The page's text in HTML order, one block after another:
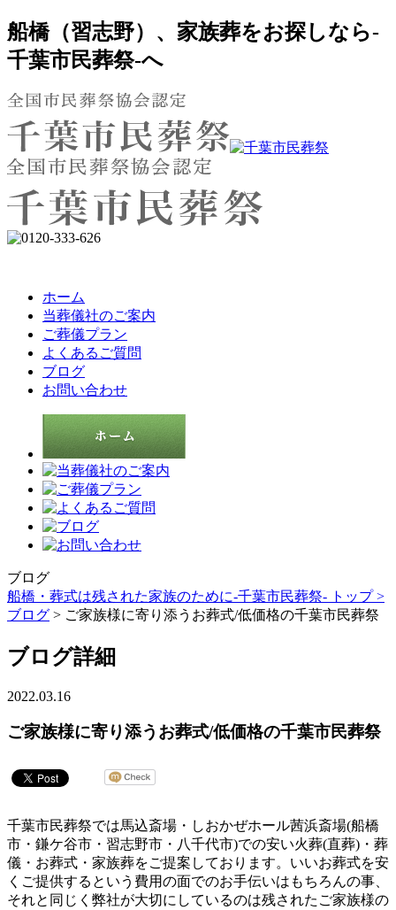
船橋（習志野）、家族葬をお探しなら-
千葉市民葬祭-へ
ホーム
当葬儀社のご案内
ご葬儀プラン
よくあるご質問
ブログ
お問い合わせ
ブログ
船橋・葬式は残された家族のために-千葉市民葬祭- トップ >
ブログ > ご家族様に寄り添うお葬式/低価格の千葉市民葬祭
ブログ詳細
2022.03.16
ご家族様に寄り添うお葬式/低価格の千葉市民葬祭
千葉市民葬祭では馬込斎場・しおかぜホール茜浜斎場(船橋
市・鎌ケ谷市・習志野市・八千代市)での安い火葬(直葬)・葬
儀・お葬式・家族葬をご提案しております。いいお葬式を安
くご提供するという費用の面でのお手伝いはもちろんの事、
それと同じく弊社が大切にしているのは残されたご家族様の